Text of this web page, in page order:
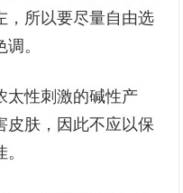
，所以要尽量自由选
。
太性刺激的碱性产
皮肤，因此不应以保